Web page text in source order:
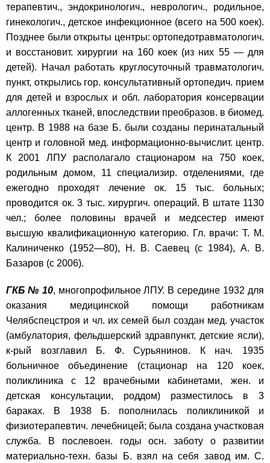
терапевтич., эндокринологич., неврологич., родильное,
гинекологич., детское инфекционное (всего на 500 коек).
Позднее были открыты центры: ортопедотравматологич.
и восстановит. хирургии на 160 коек (из них 55 — для
детей). Начал работать круглосуточный травматологич.
пункт, открылись гор. консультативный ортопедич. прием
для детей и взрослых и обл. лаборатория консервации
аллогенных тканей, впоследствии преобразов. в биомед.
центр. В 1988 на базе Б. были созданы перинатальный
центр и головной мед. информационно-вычислит. центр.
К 2001 ЛПУ располагало стационаром на 750 коек,
родильным домом, 11 специализир. отделениями, где
ежегодно проходят лечение ок. 15 тыс. больных;
проводится ок. 3 тыс. хирургич. операций. В штате 1130
чел.; более половины врачей и медсестер имеют
высшую квалификационную категорию. Гл. врачи: Т. М.
Калиниченко (1952—80), Н. В. Саевец (с 1984), А. В.
Базаров (с 2006).
ГКБ № 10, многопрофильное ЛПУ. В середине 1932 для
оказания медицинской помощи работникам
Челябспецстроя и чл. их семей был создан мед. участок
(амбулатория, фельдшерский здравпункт, детские ясли),
к-рый возглавил Б. Ф. Сурьянинов. К нач. 1935
больничное объединение (стационар на 120 коек,
поликлиника с 12 врачебными кабинетами, жен. и
детская консультации, роддом) разместилось в 3
бараках. В 1938 Б. пополнилась поликлиникой и
физиотерапевтич. лечебницей; была создана участковая
служба. В послевоен. годы осн. заботу о развитии
материально-техн. базы Б. взял на себя завод им. С.